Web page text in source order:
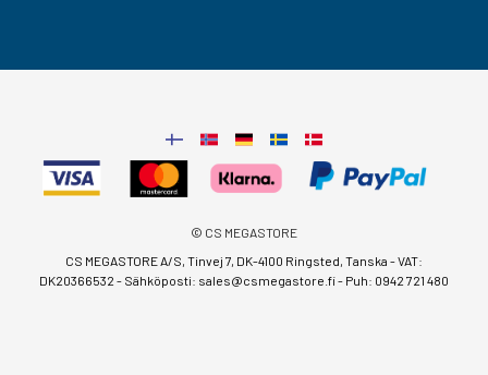
© CS MEGASTORE
CS MEGASTORE A/S, Tinvej 7, DK-4100 Ringsted, Tanska - VAT:
DK20366532 - Sähköposti: sales@csmegastore.fi- Puh: 0942 721 480